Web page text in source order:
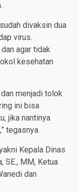
divaksin dua
virus.
agar tidak
kesehatan
menjadi tolok
ini bisa
jika nantinya
tegasnya.
Kepala Dinas
SE., MM, Ketua
dan